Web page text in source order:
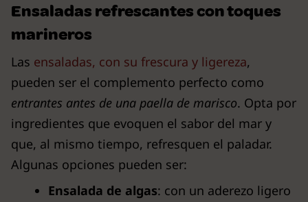
Ensaladas refrescantes con toques
marineros
Las ensaladas, con su frescura y ligereza,
pueden ser el complemento perfecto como
entrantes antes de una paella de marisco. Opta por
ingredientes que evoquen el sabor del mar y
que, al mismo tiempo, refresquen el paladar.
Algunas opciones pueden ser:
Ensalada de algas: con un aderezo ligero